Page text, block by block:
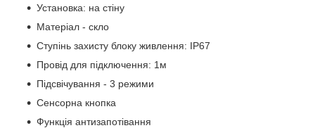
Установка: на стіну
Матеріал - скло
Ступінь захисту блоку живлення: IP67
Провід для підключення: 1м
Підсвічування - 3 режими
Сенсорна кнопка
Функція антизапотівання